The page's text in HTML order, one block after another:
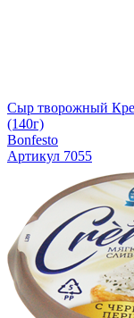
Сыр творожный
(140г)
Bonfesto
Артикул 7055